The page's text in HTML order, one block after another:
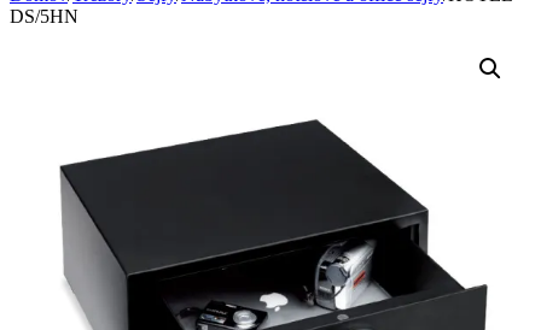
DS/5HN